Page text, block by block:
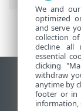
Näytä
End of Life
We and
optimized
and serve
collection
decline all
essential
clicking
withdraw
anytime by
footer or in
information,